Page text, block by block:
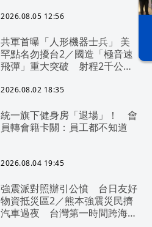
之下
2026.08.05 12:56
共軍首曝「人形機器士兵」 美
罕點名勿擾台2／國造「極音速
飛彈」重大突破 射程2千公里
2026.08.02 18:35
統一旗下健身房「退場」！ 會
員轉會籍卡關：員工都不知道
2026.08.04 19:45
強震派對照辦引公憤 台日友好
物資抵災區2／熊本強震災民擠
汽車過夜 台灣第一時間跨海急